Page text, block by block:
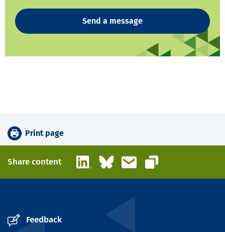
Send a message
Print page
Share content LinkedInBlueskyEmail
Copy link
Feedback